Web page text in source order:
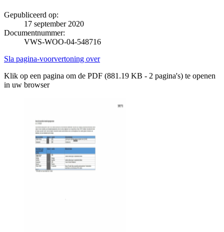
Gepubliceerd op:
17 september 2020
Documentnummer:
VWS-WOO-04-548716
Sla pagina-voorvertoning over
Klik op een pagina om de PDF (881.19 KB - 2 pagina's) te openen
in uw browser